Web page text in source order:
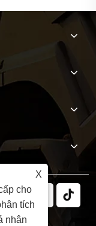
X
cho
tích
nhân